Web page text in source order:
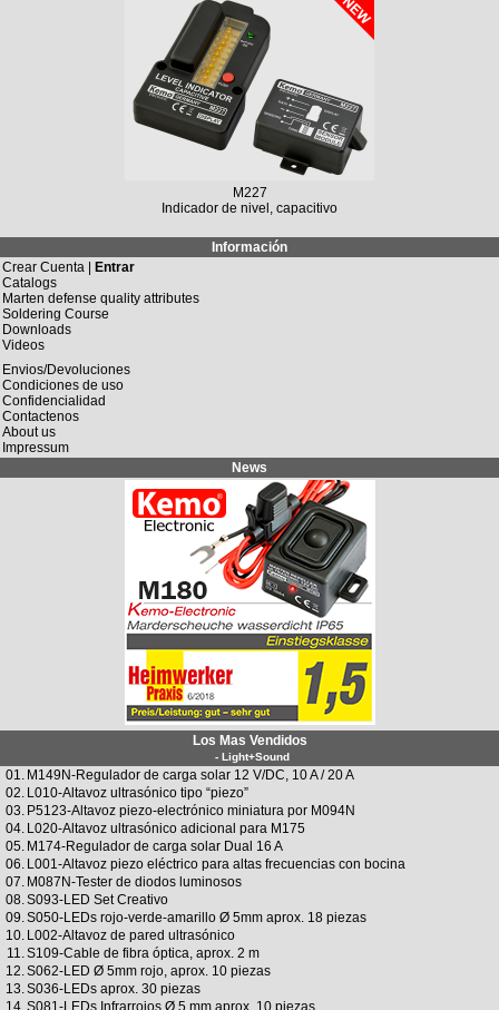
M227
Indicador de nivel, capacitivo
Información
Crear Cuenta | Entrar
Catalogs
Marten defense quality attributes
Soldering Course
Downloads
Videos
Envios/Devoluciones
Condiciones de uso
Confidencialidad
Contactenos
About us
Impressum
News
Los Mas Vendidos
- Light+Sound
01.
M149N-Regulador de carga solar 12 V/DC, 10 A / 20 A
02. L010-Altavoz ultrasónico tipo “piezo”
03. P5123-Altavoz piezo-electrónico miniatura por M094N
04. L020-Altavoz ultrasónico adicional para M175
05. M174-Regulador de carga solar Dual 16 A
06. L001-Altavoz piezo eléctrico para altas frecuencias con bocina
07. M087N-Tester de diodos luminosos
08. S093-LED Set Creativo
09. S050-LEDs rojo-verde-amarillo Ø 5mm aprox. 18 piezas
10. L002-Altavoz de pared ultrasónico
11. S109-Cable de fibra óptica, aprox. 2 m
12. S062-LED Ø 5mm rojo, aprox. 10 piezas
13. S036-LEDs aprox. 30 piezas
14. S081-LEDs Infrarrojos Ø 5 mm aprox. 10 piezas